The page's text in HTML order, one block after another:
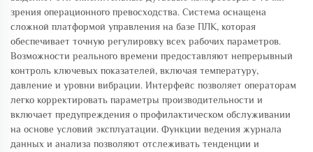
зрения операционного превосходства. Система оснащена
сложной платформой управления на базе ПЛК, которая
обеспечивает точную регулировку всех рабочих параметров.
Возможности реального времени предоставляют непрерывный
контроль ключевых показателей, включая температуру,
давление и уровни вибрации. Интерфейс позволяет операторам
легко корректировать параметры производительности и
включает предупреждения о профилактическом обслуживании
на основе условий эксплуатации. Функции ведения журнала
данных и анализа позволяют отслеживать тенденции и